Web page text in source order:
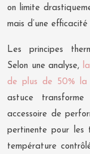
on limite
mais d’une
Les principes
Selon une analyse,
de plus de 50% la
astuce
accessoire de
pertinente pour les
température